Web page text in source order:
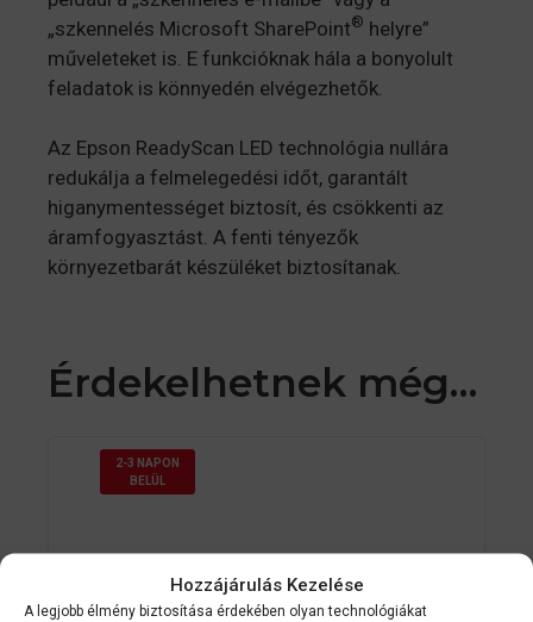
Hozzájárulás Kezelése
A legjobb élmény biztosítása érdekében olyan technológiákat
„szkennelés Microsoft SharePoint® helyre”
műveleteket is. E funkcióknak hála a bonyolult
feladatok is könnyedén elvégezhetők.
Az Epson ReadyScan LED technológia nullára
redukálja a felmelegedési időt, garantált
higanymentességet biztosít, és csökkenti az
áramfogyasztást. A fenti tényezők
környezetbarát készüléket biztosítanak.
Érdekelhetnek még…
2-3 NAPON
BELÜL